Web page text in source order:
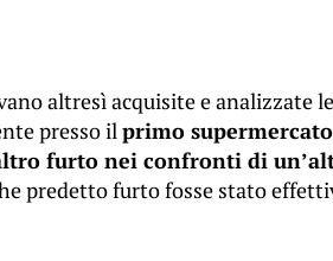
altresì acquisite e analizzate
presso ilprimo
furto nei confronti di
predetto furto fosse stato